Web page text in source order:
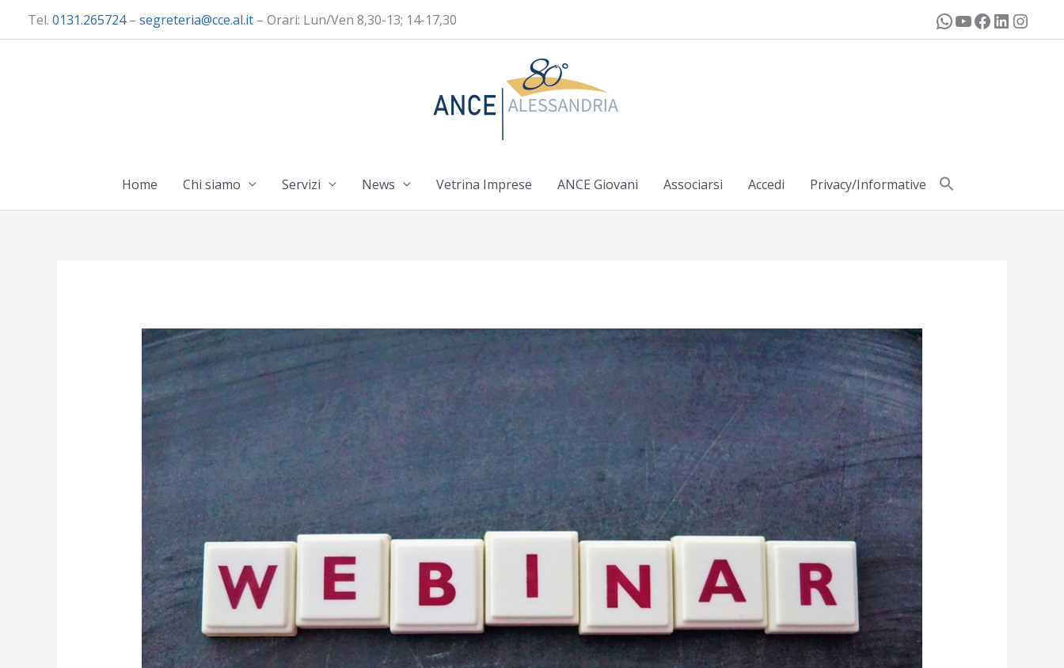
Tel. 0131.265724– segreteria@cce.al.it – Orari: Lun/Ven 8,30-13; 14-17,30
Home Chi siamo Servizi News Vetrina Imprese ANCE Giovani Associarsi Accedi Privacy/Informative